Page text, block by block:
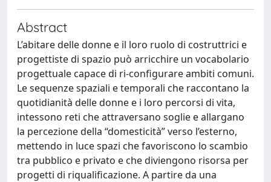
Abstract
L’abitare delle donne e il loro ruolo di costruttrici e
progettiste di spazio può arricchire un vocabolario
progettuale capace di ri-configurare ambiti comuni.
Le sequenze spaziali e temporali che raccontano la
quotidianità delle donne e i loro percorsi di vita,
intessono reti che attraversano soglie e allargano
la percezione della “domesticità” verso l’esterno,
mettendo in luce spazi che favoriscono lo scambio
tra pubblico e privato e che diviengono risorsa per
progetti di riqualificazione. A partire da una